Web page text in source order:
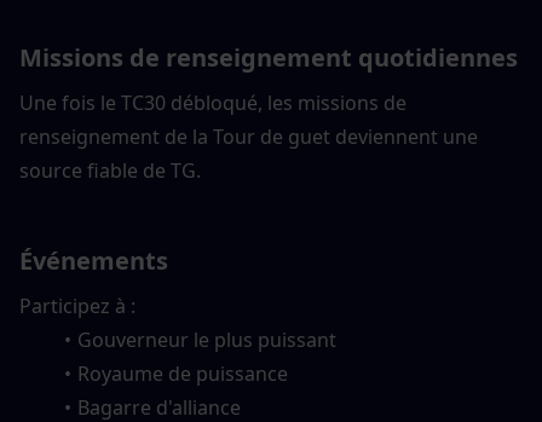
Missions de renseignement quotidiennes
Une fois le TC30 débloqué, les missions de
renseignement de la Tour de guet deviennent une
source fiable de TG.
Événements
Participez à :
Gouverneur le plus puissant
Royaume de puissance
Bagarre d'alliance